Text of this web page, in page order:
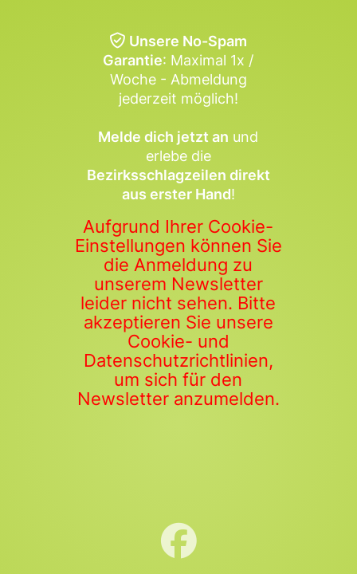
Unsere No-Spam
Garantie: Maximal 1x /
Woche - Abmeldung
jederzeit möglich!
Melde dich jetzt an und
erlebe die
Bezirksschlagzeilen direkt
aus erster Hand!
Aufgrund Ihrer Cookie-
Einstellungen können Sie
die Anmeldung zu
unserem Newsletter
leider nicht sehen. Bitte
akzeptieren Sie unsere
Cookie- und
Datenschutzrichtlinien,
um sich für den
Newsletter anzumelden.